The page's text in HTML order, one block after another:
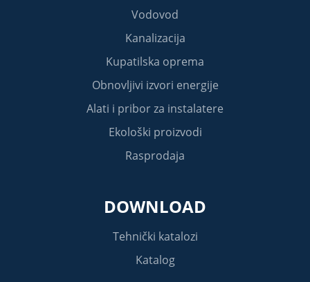
Vodovod
Kanalizacija
Kupatilska oprema
Obnovljivi izvori energije
Alati i pribor za instalatere
Ekološki proizvodi
Rasprodaja
DOWNLOAD
Tehnički katalozi
Katalog